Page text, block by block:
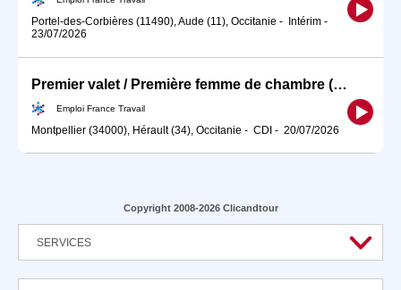
Portel-des-Corbières (11490), Aude (11), Occitanie - Intérim -
23/07/2026
Premier valet / Première femme de chambre (H/F)
Emploi France Travail
Montpellier (34000), Hérault (34), Occitanie - CDI - 20/07/2026
Copyright 2008-2026 Clicandtour
SERVICES